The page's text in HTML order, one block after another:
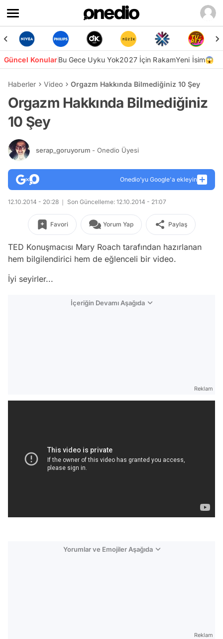
Güncel KonularBu Gece Uyku Yok2027 İçin RakamYeni İsim😱
Haberler Video Orgazm Hakkında Bilmediğiniz 10 Şey
Orgazm Hakkında Bilmediğiniz
10 Şey
serap_goruyorum - Onedio Üyesi
Onedio’yu Google'a ekleyin
12.10.2014 - 20:28 Son Güncelleme: 12.10.2014 - 21:07
Favori Yorum Yap Paylaş
TED Konuşmacısı Mary Roach tarafından hazırlanan
hem bilgilendirici hem de eğlenceli bir video.
İyi seyirler...
İçeriğin Devamı Aşağıda
Reklam
Yorumlar ve Emojiler Aşağıda
Reklam